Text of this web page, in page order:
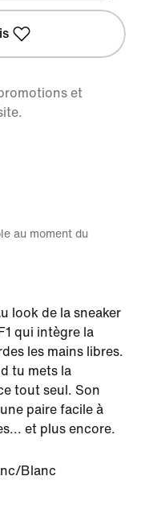
et
au moment du
look de la sneaker
qui intègre la
les mains libres.
tu mets la
tout seul. Son
paire facile à
et plus encore.
Blanc